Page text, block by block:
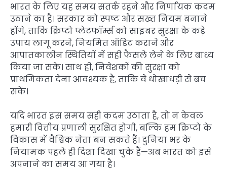
भारत के लिए यह समय सतर्क रहने और निर्णायक कदम
उठाने का है। सरकार को स्पष्ट और सख्त नियम बनाने
होंगे, ताकि क्रिप्टो प्लेटफॉर्म्स को साइबर सुरक्षा के कड़े
उपाय लागू करने, नियमित ऑडिट कराने और
आपातकालीन स्थितियों में सही फैसले लेने के लिए बाध्य
किया जा सके। साथ ही, निवेशकों की सुरक्षा को
प्राथमिकता देना आवश्यक है, ताकि वे धोखाधड़ी से बच
सकें।
यदि भारत इस समय सही कदम उठाता है, तो न केवल
हमारी वित्तीय प्रणाली सुरक्षित होगी, बल्कि हम क्रिप्टो के
विकास में वैश्विक नेता बन सकते हैं। दुनिया भर के
नियामक पहले ही दिशा दिखा चुके हैं—अब भारत को इसे
अपनाने का समय आ गया है।